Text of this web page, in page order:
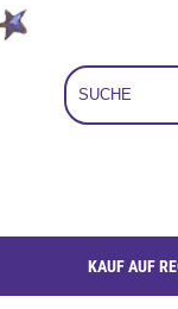
KAUF AUF